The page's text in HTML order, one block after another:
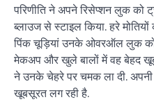
परिणीति ने अपने रिसेप्शन लुक को
ब्लाउज से स्टाइल किया. हरे
पिंक चूड़ियां उनके ओवरऑल लुक को
मेकअप और खुले बालों में वह बेहद
ने उनके चेहरे पर चमक ला दी. अपनी
खूबसूरत लग रही है.